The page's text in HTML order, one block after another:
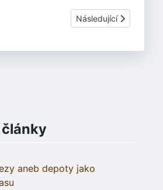
Havranok 14.8.2004Další článek:
Následující
aneb depoty jako